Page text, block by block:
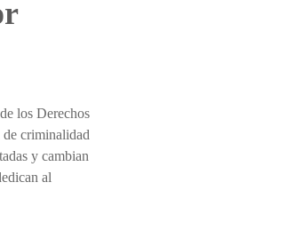
los Derechos
criminalidad
y cambian
al